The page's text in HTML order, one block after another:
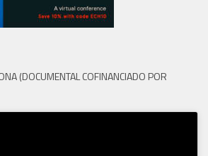
(DOCUMENTAL COFINANCIADO POR